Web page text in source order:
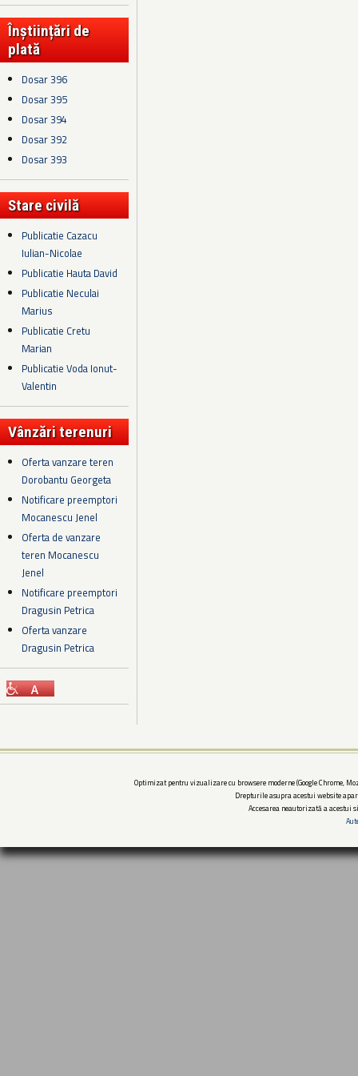
Înștiințări de
plată
Dosar 396
Dosar 395
Dosar 394
Dosar 392
Dosar 393
Stare civilă
Publicatie Cazacu
Iulian-Nicolae
Publicatie Hauta David
Publicatie Neculai
Marius
Publicatie Cretu
Marian
Publicatie Voda Ionut-
Valentin
Vânzări terenuri
Oferta vanzare teren
Dorobantu Georgeta
Notificare preemptori
Mocanescu Jenel
Oferta de vanzare
teren Mocanescu
Jenel
Notificare preemptori
Dragusin Petrica
Oferta vanzare
Dragusin Petrica
Optimizat pentru vizualizare cu browsere moderne (Google Chrome,
Drepturile asupra acestui website
Accesarea neautorizată a acestui